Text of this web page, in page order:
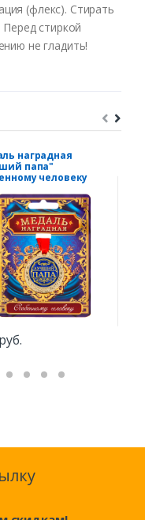
(флекс). Стирать
стиркой
не гладить!
наградная
папа"
человеку